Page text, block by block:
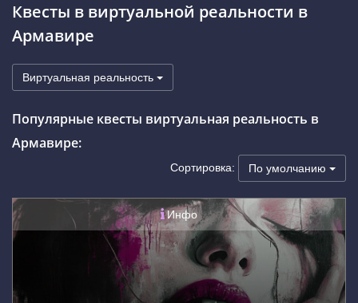
Рейтинги
На карте
Квесты в виртуальной реальности в
Армавире
Виртуальная реальность
Популярные квесты виртуальная реальность в
Армавире:
Сортировка: По умолчанию
Инфо